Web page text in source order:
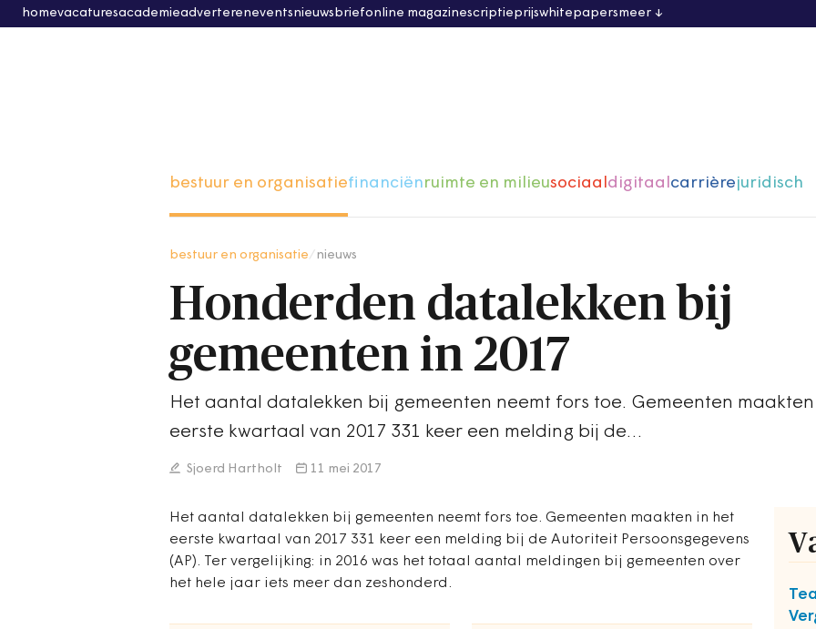
homevacaturesacademieadvertereneventsnieuwsbriefonline magazinescriptieprijswhitepapersmeer
bestuur en organisatiefinanciënruimte en milieusociaaldigitaalcarrièrejuridisch
bestuur en organisatie nieuws
Honderden datalekken bij
gemeenten in 2017
Het aantal datalekken bij gemeenten neemt fors toe. Gemeenten
eerste kwartaal van 2017 331 keer een melding bij de…
Sjoerd Hartholt 11 mei 2017
Het aantal datalekken bij gemeenten neemt fors toe. Gemeenten maakten in het
eerste kwartaal van 2017 331 keer een melding bij de Autoriteit Persoonsgegevens
(AP). Ter vergelijking: in 2016 was het totaal aantal meldingen bij gemeenten over
het hele jaar iets meer dan zeshonderd.